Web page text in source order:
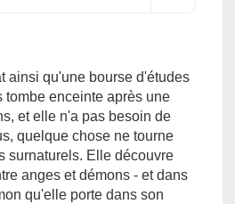
ainsi qu'une bourse d'études
tombe enceinte après une
et elle n'a pas besoin de
quelque chose ne tourne
surnaturels. Elle découvre
anges et démons - et dans
qu'elle porte dans son